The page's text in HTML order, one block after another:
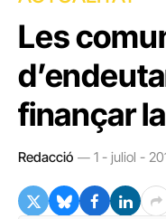
Les
finançar
Redacció 1 - juliol -